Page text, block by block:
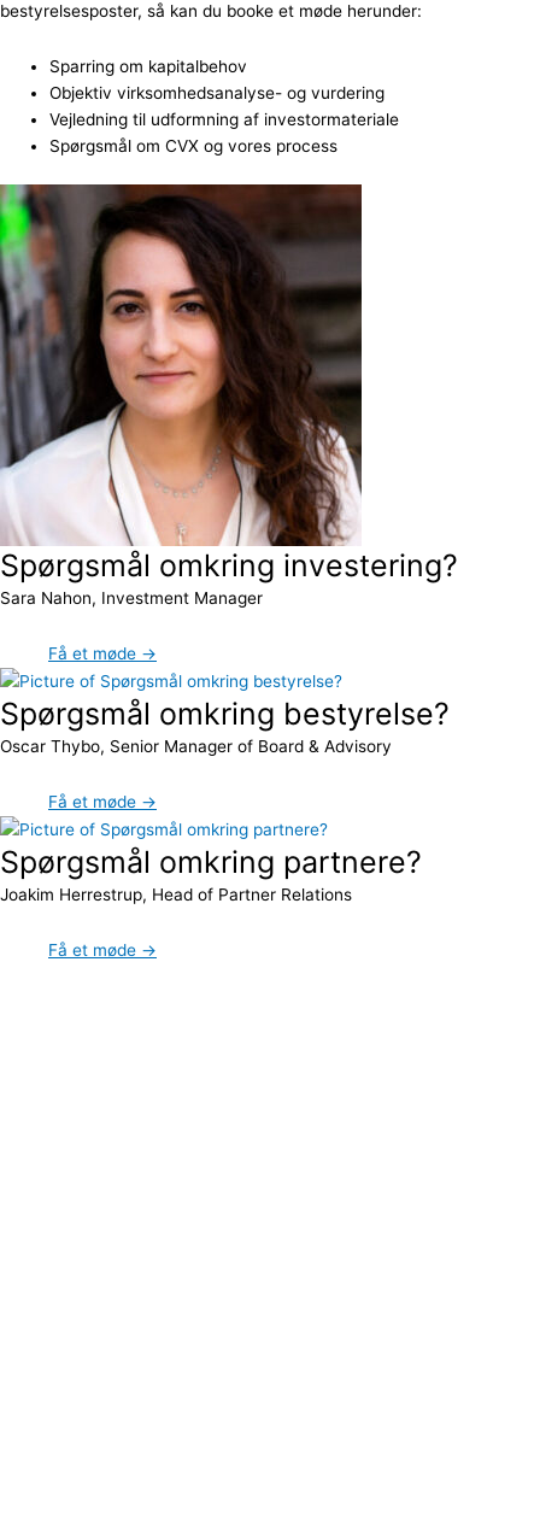
bestyrelsesposter, så kan du booke et møde herunder:
Sparring om kapitalbehov
Objektiv virksomhedsanalyse- og vurdering
Vejledning til udformning af investormateriale
Spørgsmål om CVX og vores process
Spørgsmål omkring investering?
Sara Nahon, Investment Manager
Få et møde →
Spørgsmål omkring bestyrelse?
Oscar Thybo, Senior Manager of Board & Advisory
Få et møde →
Spørgsmål omkring partnere?
Joakim Herrestrup, Head of Partner Relations
Få et møde →